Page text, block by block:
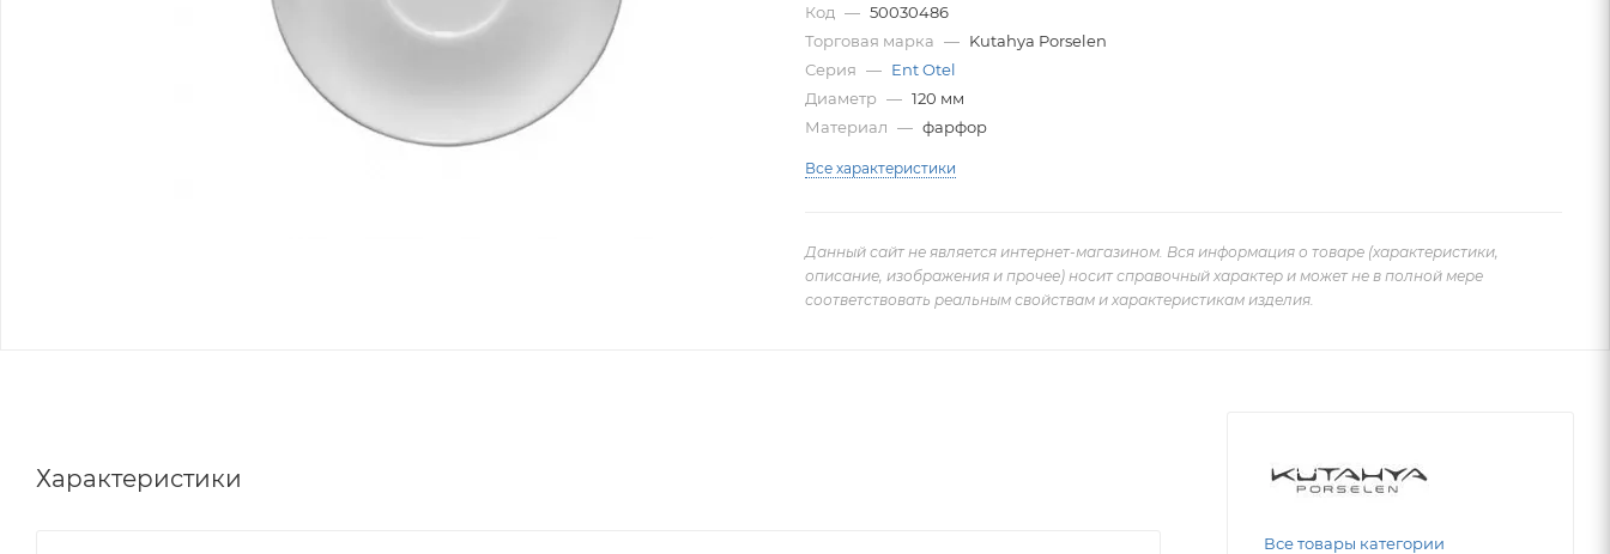
Код — 50030486
Торговая марка — Kutahya Porselen
Серия — Ent Otel
Диаметр — 120 мм
Материал — фарфор
Все характеристики
Данный сайт не является интернет-магазином. Вся информация о товаре (характеристики,
описание, изображения и прочее) носит справочный характер и может не в полной мере
соответствовать реальным свойствам и характеристикам изделия.
Характеристики
Все товары категории